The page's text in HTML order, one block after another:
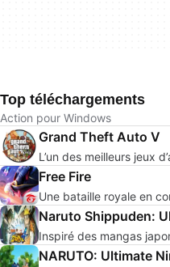
Top téléchargements
Action pour Windows
Grand Theft Auto V
L’un des meilleurs jeux
Free Fire
Une bataille royale en
Naruto Shippuden:
Inspiré des mangas
NARUTO: Ultimate